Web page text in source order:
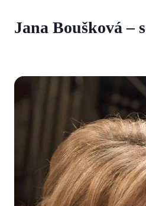
Jana Boušková –